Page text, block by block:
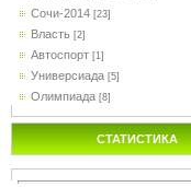
Сочи-2014 [23]
Власть [2]
Автоспорт [1]
Универсиада [5]
Олимпиада [8]
СТАТИСТИКА